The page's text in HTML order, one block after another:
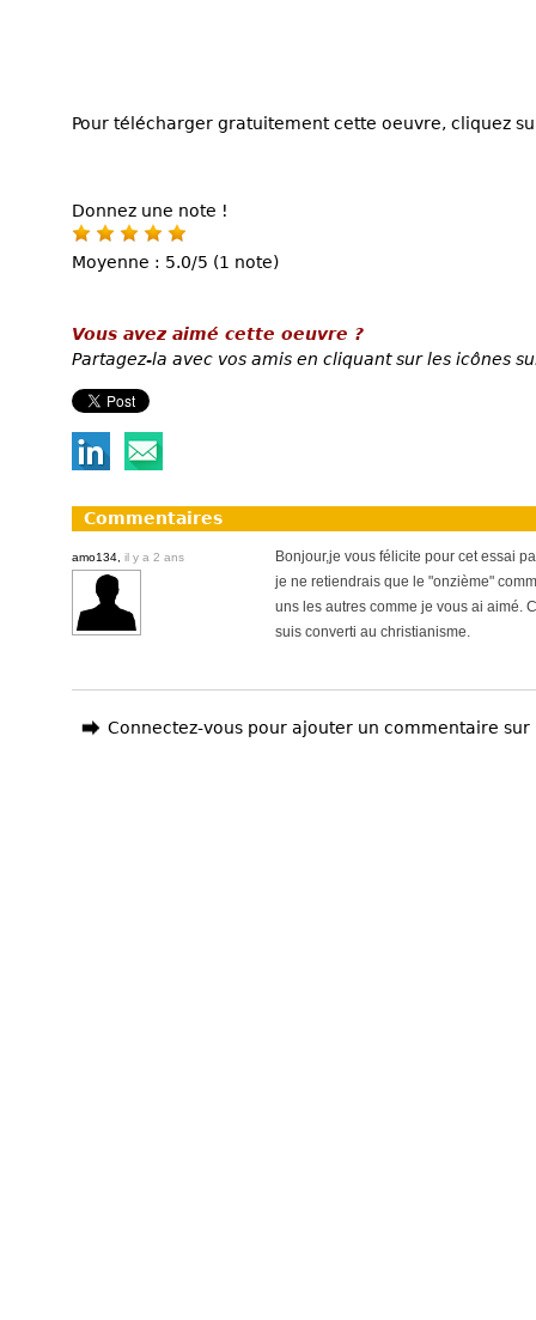
Pour télécharger gratuitement cette oeuvre, cliquez
Donnez une note !
Moyenne : 5.0/5 (1 note)
Vous avez aimé cette oeuvre ?
Partagez-la avec vos amis en cliquant sur les icônes
Commentaires
amo134, il y a 2 ans
Bonjour,je vous félicite pour cet essai
je ne retiendrais que le "onzième"
uns les autres comme je vous ai aimé.
suis converti au christianisme.
Connectez-vous pour ajouter un commentaire sur